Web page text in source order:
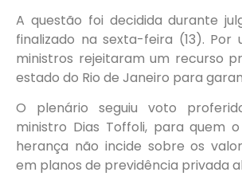
A questão foi decidida durante
finalizado na sexta-feira (13). Por
ministros rejeitaram um recurso
estado do Rio de Janeiro para
O plenário seguiu voto
ministro Dias Toffoli, para quem
herança não incide sobre os
em planos de previdência privada